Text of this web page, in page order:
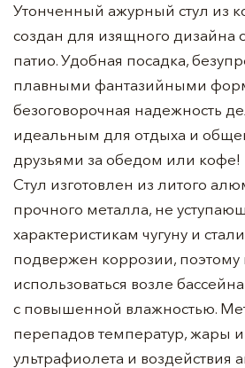
Утонченный ажурный стул из
создан для изящного дизайна
патио. Удобная посадка,
плавными фантазийными
безоговорочная надежность
идеальным для отдыха и
друзьями за обедом или кофе!
Стул изготовлен из литого
прочного металла, не
характеристикам чугуну и
подвержен коррозии,
использоваться возле
с повышенной влажностью.
перепадов температур, жары
ультрафиолета и воздействия